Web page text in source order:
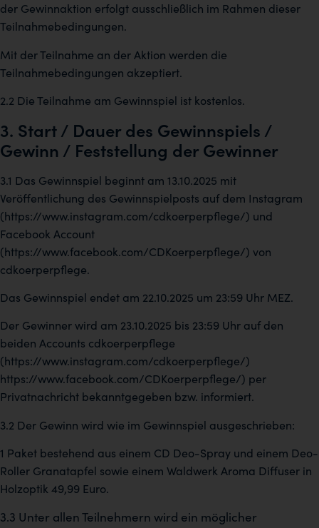
der Gewinnaktion erfolgt ausschließlich im Rahmen dieser
Teilnahmebedingungen.
Mit der Teilnahme an der Aktion werden die
Teilnahmebedingungen akzeptiert.
2.2 Die Teilnahme am Gewinnspiel ist kostenlos.
3. Start / Dauer des Gewinnspiels /
Gewinn / Feststellung der Gewinner
3.1 Das Gewinnspiel beginnt am 13.10.2025 mit
Veröffentlichung des Gewinnspielposts auf dem Instagram
(https://www.instagram.com/cdkoerperpflege/) und
Facebook Account
(https://www.facebook.com/CDKoerperpflege/) von
cdkoerperpflege.
Das Gewinnspiel endet am 22.10.2025 um 23:59 Uhr MEZ.
Der Gewinner wird am 23.10.2025 bis 23:59 Uhr auf den
beiden Accounts cdkoerperpflege
(https://www.instagram.com/cdkoerperpflege/)
https://www.facebook.com/CDKoerperpflege/) per
Privatnachricht bekanntgegeben bzw. informiert.
3.2 Der Gewinn wird wie im Gewinnspiel ausgeschrieben:
1 Paket bestehend aus einem CD Deo-Spray und einem Deo-
Roller Granatapfel sowie einem Waldwerk Aroma Diffuser in
Holzoptik 49,99 Euro.
3.3 Unter allen Teilnehmern wird ein möglicher